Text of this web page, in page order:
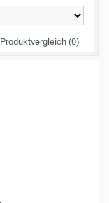
Produktvergleich (0)